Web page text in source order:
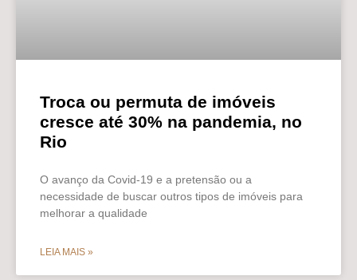
Troca ou permuta de imóveis
cresce até 30% na pandemia, no
Rio
O avanço da Covid-19 e a pretensão ou a
necessidade de buscar outros tipos de imóveis para
melhorar a qualidade
LEIA MAIS »